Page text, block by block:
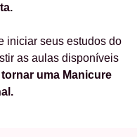
iniciar seus estudos do
as aulas disponíveis
uma Manicure